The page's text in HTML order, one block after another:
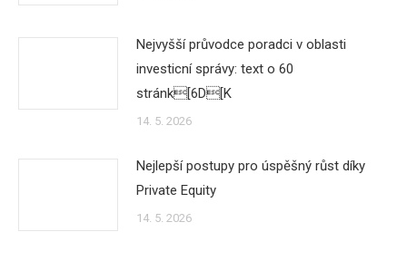
Nejvyšší průvodce poradci v oblasti
investicní správy: text o 60
stránk[6D[K
14. 5. 2026
Nejlepší postupy pro úspěšný růst díky
Private Equity
14. 5. 2026